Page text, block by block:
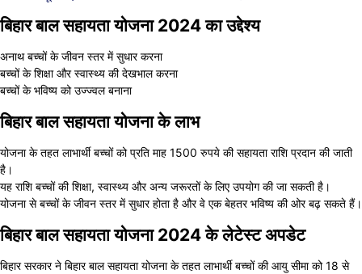
बिहार बाल सहायता योजना 2024 का उद्देश्य
अनाथ बच्चों के जीवन स्तर में सुधार करना
बच्चों के शिक्षा और स्वास्थ्य की देखभाल करना
बच्चों के भविष्य को उज्ज्वल बनाना
बिहार बाल सहायता योजना के लाभ
योजना के तहत लाभार्थी बच्चों को प्रति माह 1500 रुपये की सहायता राशि प्रदान की जाती
है।
यह राशि बच्चों की शिक्षा, स्वास्थ्य और अन्य जरूरतों के लिए उपयोग की जा सकती है।
योजना से बच्चों के जीवन स्तर में सुधार होता है और वे एक बेहतर भविष्य की ओर बढ़ सकते हैं।
बिहार बाल सहायता योजना 2024 के लेटेस्ट अपडेट
बिहार सरकार ने बिहार बाल सहायता योजना के तहत लाभार्थी बच्चों की आयु सीमा को 18 से